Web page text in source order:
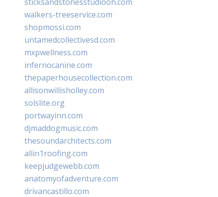
walkers-treeservice.com
shopmossi.com
untamedcollectivesd.com
mxpwellness.com
infernocanine.com
thepaperhousecollection.com
allisonwillisholley.com
solslite.org
portwayinn.com
djmaddogmusic.com
thesoundarchitects.com
allin1roofing.com
keepjudgewebb.com
anatomyofadventure.com
drivancastillo.com